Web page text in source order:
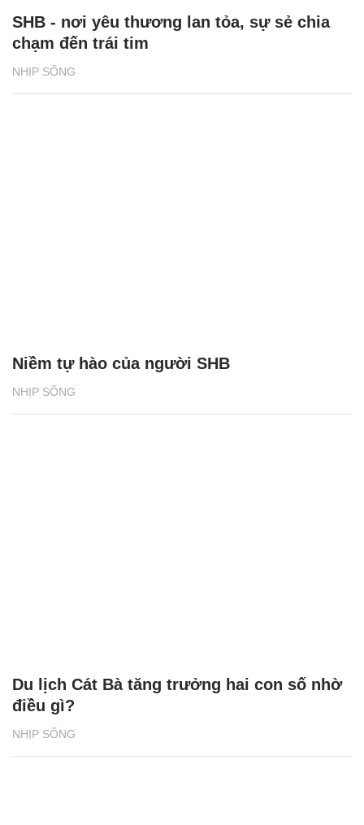
NHỊP SỐNG
SHB - nơi yêu thương lan tỏa, sự sẻ chia
chạm đến trái tim
NHỊP SỐNG
Niềm tự hào của người SHB
NHỊP SỐNG
Du lịch Cát Bà tăng trưởng hai con số nhờ
điều gì?